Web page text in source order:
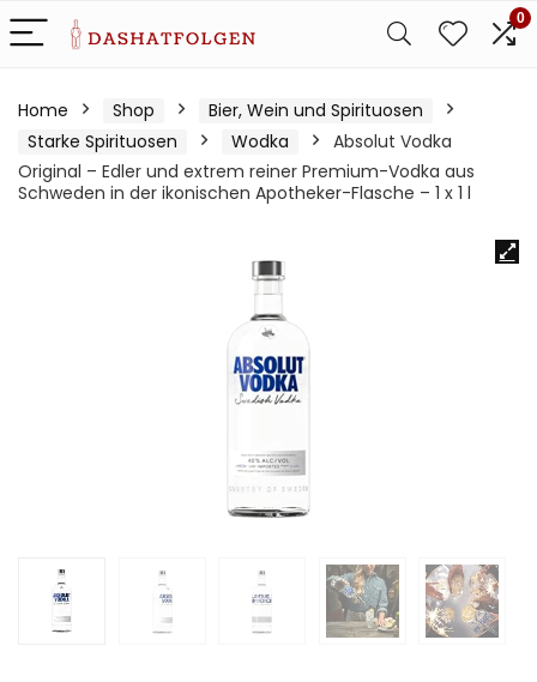
0
Home Shop
Bier, Wein und Spirituosen
Starke Spirituosen
Wodka
Absolut Vodka
Original – Edler und extrem reiner Premium-Vodka aus
Schweden in der ikonischen Apotheker-Flasche – 1 x 1 l